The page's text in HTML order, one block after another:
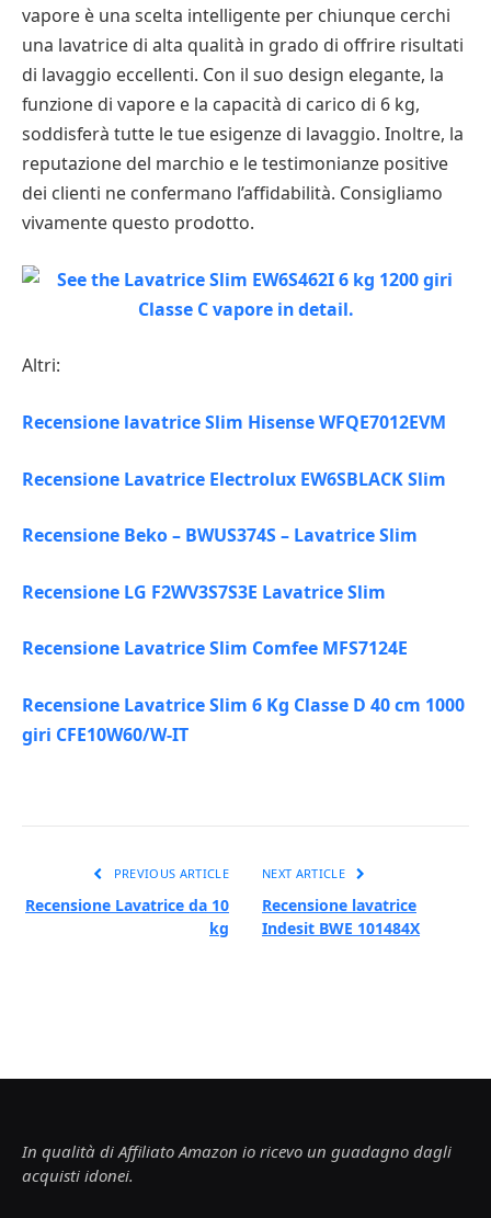
vapore è una scelta intelligente per chiunque cerchi
una lavatrice di alta qualità in grado di offrire risultati
di lavaggio eccellenti. Con il suo design elegante, la
funzione di vapore e la capacità di carico di 6 kg,
soddisferà tutte le tue esigenze di lavaggio. Inoltre, la
reputazione del marchio e le testimonianze positive
dei clienti ne confermano l’affidabilità. Consigliamo
vivamente questo prodotto.
Altri:
Recensione lavatrice Slim Hisense WFQE7012EVM
Recensione Lavatrice Electrolux EW6SBLACK Slim
Recensione Beko – BWUS374S – Lavatrice Slim
Recensione LG F2WV3S7S3E Lavatrice Slim
Recensione Lavatrice Slim Comfee MFS7124E
Recensione Lavatrice Slim 6 Kg Classe D 40 cm 1000
giri CFE10W60/W-IT
PREVIOUS ARTICLE
Recensione Lavatrice da 10
kg
NEXT ARTICLE
Recensione lavatrice
Indesit BWE 101484X
In qualità di Affiliato Amazon io ricevo un guadagno dagli
acquisti idonei.